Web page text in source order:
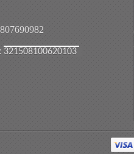
321508100620103